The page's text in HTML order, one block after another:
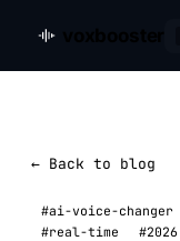
← Back to blog
#ai-voice-changer
#real-time
#2026